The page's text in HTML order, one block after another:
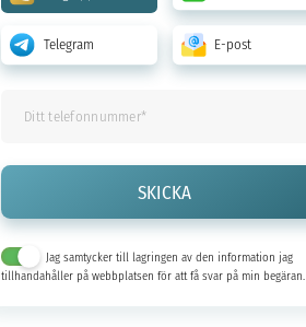
Telegram E-post
Jag samtycker till lagringen av den information jag
tillhandahåller på webbplatsen för att få svar på min begäran.